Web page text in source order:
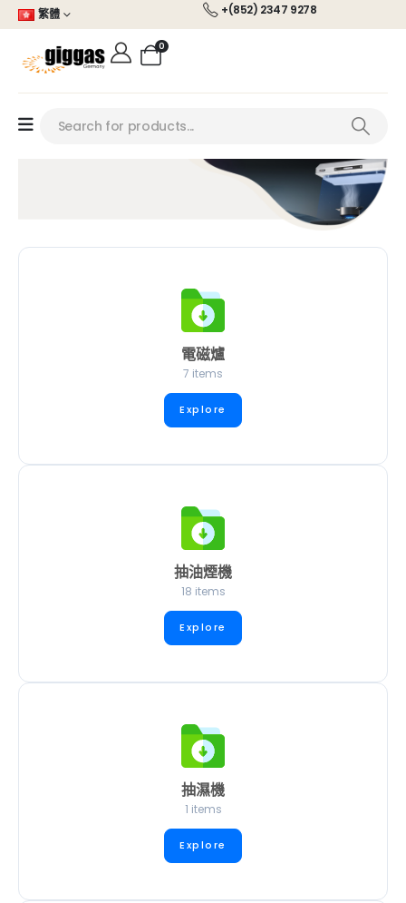
繁體 +(852) 2347 9278
0
電磁爐
7 items
Explore
抽油煙機
18 items
Explore
抽濕機
1 items
Explore